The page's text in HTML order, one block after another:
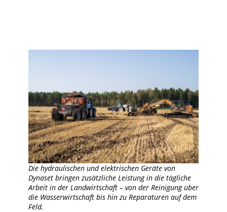
Die hydraulischen und elektrischen Geräte von
Dynaset bringen zusätzliche Leistung in die tägliche
Arbeit in der Landwirtschaft – von der Reinigung über
die Wasserwirtschaft bis hin zu Reparaturen auf dem
Feld.